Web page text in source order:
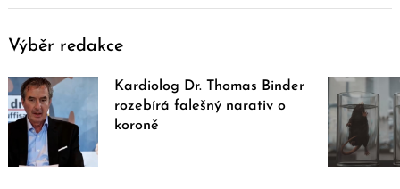
Výběr redakce
Kardiolog Dr. Thomas Binder
rozebírá falešný narativ o
koroně